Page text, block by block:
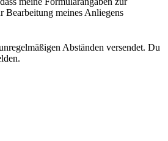
Bearbeitung meines Anliegens
Abständen versendet. Du